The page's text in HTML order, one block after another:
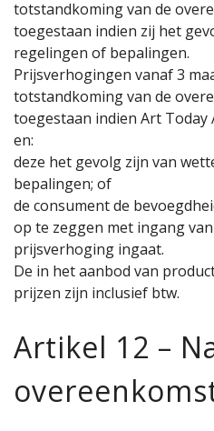
totstandkoming van de
toegestaan indien zij het
regelingen of bepalingen.
Prijsverhogingen vanaf 3
totstandkoming van de
toegestaan indien Art
en:
deze het gevolg zijn van
bepalingen; of
de consument de
op te zeggen met ingang
prijsverhoging ingaat.
De in het aanbod van
prijzen zijn inclusief btw.
Artikel 12 –